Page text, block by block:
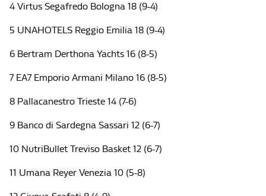
4 Virtus Segafredo Bologna 18 (9-4)
5 UNAHOTELS Reggio Emilia 18 (9-4)
6 Bertram Derthona Yachts 16 (8-5)
7 EA7 Emporio Armani Milano 16 (8-5)
8 Pallacanestro Trieste 14 (7-6)
9 Banco di Sardegna Sassari 12 (6-7)
10 NutriBullet Treviso Basket 12 (6-7)
11 Umana Reyer Venezia 10 (5-8)